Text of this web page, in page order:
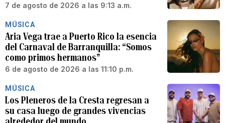
7 de agosto de 2026 a las 9:13 a.m.
MÚSICA
Aria Vega trae a Puerto Rico la esencia
del Carnaval de Barranquilla: “Somos
como primos hermanos”
6 de agosto de 2026 a las 11:10 p.m.
MÚSICA
Los Pleneros de la Cresta regresan a
su casa luego de grandes vivencias